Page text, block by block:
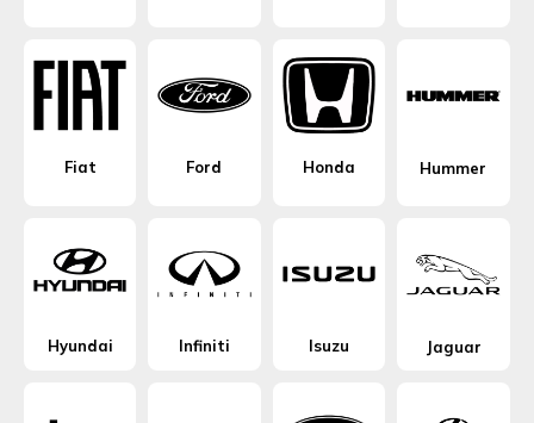
Fiat Ford Honda Hummer
Hyundai Infiniti Isuzu Jaguar